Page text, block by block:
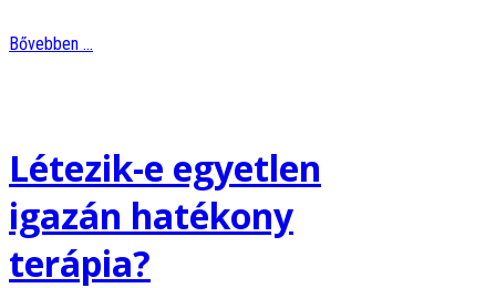
Bővebben ...
Létezik-e egyetlen
igazán hatékony
terápia?